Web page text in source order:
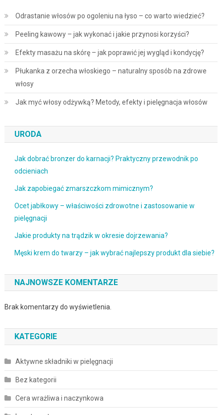
Odrastanie włosów po ogoleniu na łyso – co warto wiedzieć?
Peeling kawowy – jak wykonać i jakie przynosi korzyści?
Efekty masażu na skórę – jak poprawić jej wygląd i kondycję?
Płukanka z orzecha włoskiego – naturalny sposób na zdrowe
włosy
Jak myć włosy odżywką? Metody, efekty i pielęgnacja włosów
URODA
Jak dobrać bronzer do karnacji? Praktyczny przewodnik po
odcieniach
Jak zapobiegać zmarszczkom mimicznym?
Ocet jabłkowy – właściwości zdrowotne i zastosowanie w
pielęgnacji
Jakie produkty na trądzik w okresie dojrzewania?
Męski krem do twarzy – jak wybrać najlepszy produkt dla siebie?
NAJNOWSZE KOMENTARZE
Brak komentarzy do wyświetlenia.
KATEGORIE
Aktywne składniki w pielęgnacji
Bez kategorii
Cera wrażliwa i naczynkowa